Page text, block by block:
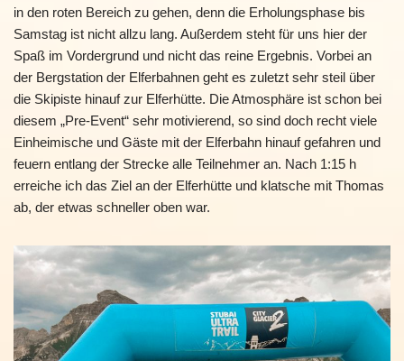
in den roten Bereich zu gehen, denn die Erholungsphase bis
Samstag ist nicht allzu lang. Außerdem steht für uns hier der
Spaß im Vordergrund und nicht das reine Ergebnis. Vorbei an
der Bergstation der Elferbahnen geht es zuletzt sehr steil über
die Skipiste hinauf zur Elferhütte. Die Atmosphäre ist schon bei
diesem „Pre-Event“ sehr motivierend, so sind doch recht viele
Einheimische und Gäste mit der Elferbahn hinauf gefahren und
feuern entlang der Strecke alle Teilnehmer an. Nach 1:15 h
erreiche ich das Ziel an der Elferhütte und klatsche mit Thomas
ab, der etwas schneller oben war.